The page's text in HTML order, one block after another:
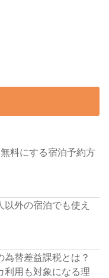
料にする宿泊予約方
以外の宿泊でも使え
為替差益課税とは？
利用も対象になる理